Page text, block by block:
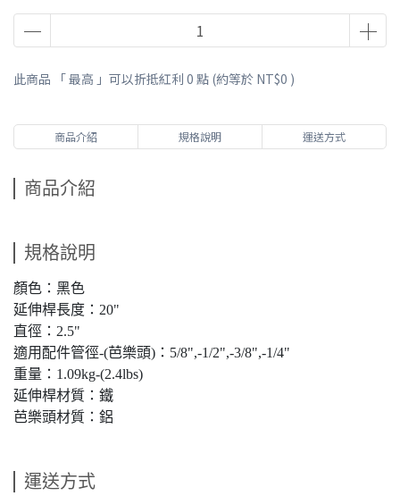
此商品 「 最高 」可以折抵紅利 0 點 (約等於 NT$0 )
商品介紹 規格說明 運送方式
商品介紹
規格說明
顏色：黑色
延伸桿長度：20"
直徑：2.5"
適用配件管徑-(芭樂頭)：5/8",-1/2",-3/8",-1/4"
重量：1.09kg-(2.4lbs)
延伸桿材質：鐵
芭樂頭材質：鋁
運送方式